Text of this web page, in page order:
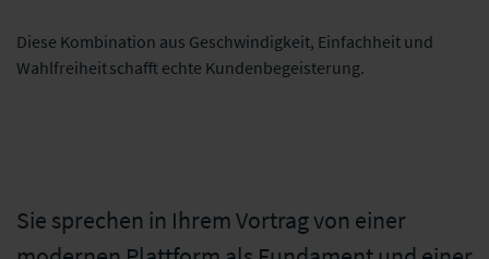
Diese Kombination aus Geschwindigkeit, Einfachheit und
Wahlfreiheit schafft echte Kundenbegeisterung.
Sie sprechen in Ihrem Vortrag von einer